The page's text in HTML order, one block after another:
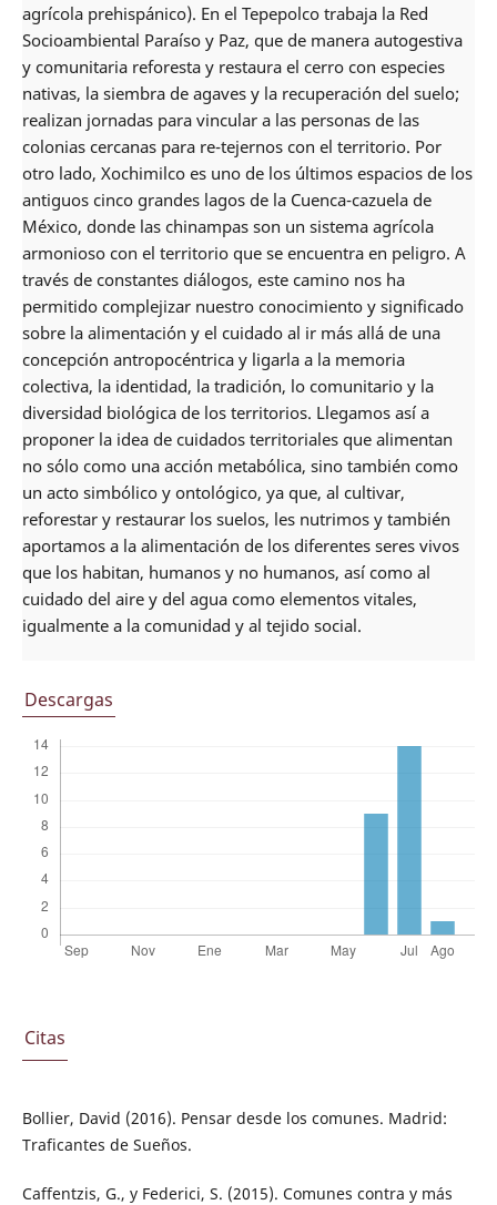
agrícola prehispánico). En el Tepepolco trabaja la Red
Socioambiental Paraíso y Paz, que de manera autogestiva
y comunitaria reforesta y restaura el cerro con especies
nativas, la siembra de agaves y la recuperación del suelo;
realizan jornadas para vincular a las personas de las
colonias cercanas para re-tejernos con el territorio. Por
otro lado, Xochimilco es uno de los últimos espacios de los
antiguos cinco grandes lagos de la Cuenca-cazuela de
México, donde las chinampas son un sistema agrícola
armonioso con el territorio que se encuentra en peligro. A
través de constantes diálogos, este camino nos ha
permitido complejizar nuestro conocimiento y significado
sobre la alimentación y el cuidado al ir más allá de una
concepción antropocéntrica y ligarla a la memoria
colectiva, la identidad, la tradición, lo comunitario y la
diversidad biológica de los territorios. Llegamos así a
proponer la idea de cuidados territoriales que alimentan
no sólo como una acción metabólica, sino también como
un acto simbólico y ontológico, ya que, al cultivar,
reforestar y restaurar los suelos, les nutrimos y también
aportamos a la alimentación de los diferentes seres vivos
que los habitan, humanos y no humanos, así como al
cuidado del aire y del agua como elementos vitales,
igualmente a la comunidad y al tejido social.
Descargas
Citas
Bollier, David (2016). Pensar desde los comunes. Madrid:
Traficantes de Sueños.
Caffentzis, G., y Federici, S. (2015). Comunes contra y más